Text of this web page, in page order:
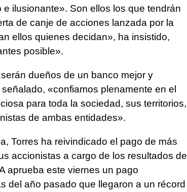
ilusionante». Son ellos los que tendrán
de canje de acciones lanzada por la
ellos quienes decidan», ha insistido,
posible».
dueños de un banco mejor y
«confiamos plenamente en el
para toda la sociedad, sus territorios,
de ambas entidades».
Torres ha reivindicado el pago de más
accionistas a cargo de los resultados de
aprueba este viernes un pago
del año pasado que llegaron a un récord